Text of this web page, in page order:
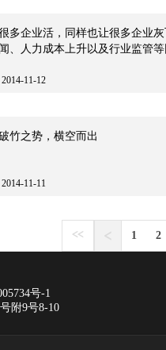
多企业活，同样也让很多企业
、人力成本上升以及行业监管
11-12
竹之势，横空而出
11-11
1 2
号-1
附9号8-10